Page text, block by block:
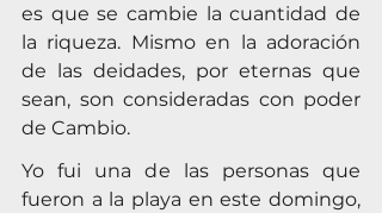
es que se cambie la cuantidad de
la riqueza. Mismo en la adoración
de las deidades, por eternas que
sean, son consideradas con poder
de Cambio.
Yo fui una de las personas que
fueron a la playa en este domingo,